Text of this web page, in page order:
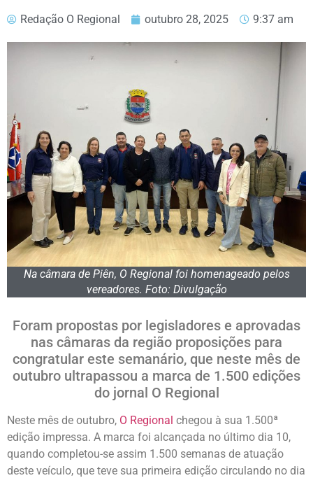
Redação O Regional outubro 28, 2025 9:37 am
Na câmara de Piên, O Regional foi homenageado pelos
vereadores. Foto: Divulgação
Foram propostas por legisladores e aprovadas
nas câmaras da região proposições para
congratular este semanário, que neste mês de
outubro ultrapassou a marca de 1.500 edições
do jornal O Regional
Neste mês de outubro, O Regional chegou à sua 1.500ª
edição impressa. A marca foi alcançada no último dia 10,
quando completou-se assim 1.500 semanas de atuação
deste veículo, que teve sua primeira edição circulando no dia